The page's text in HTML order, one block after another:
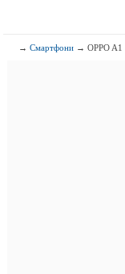
→Смартфони → OPPO A1